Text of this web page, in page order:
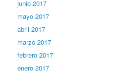
junio 2017
mayo 2017
abril 2017
marzo 2017
febrero 2017
enero 2017